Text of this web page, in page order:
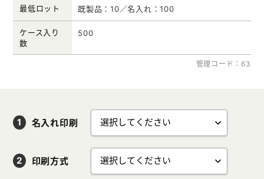
最低ロット 既製品：10／名入れ：100
ケース入り
数
500
管理コード：63
名入れ印刷
印刷方式